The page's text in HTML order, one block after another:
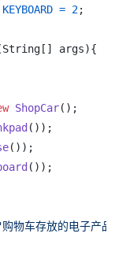
KEYBOARD = 2;
args){
ShopCar();
());
());
());
物车存放的电子产品数